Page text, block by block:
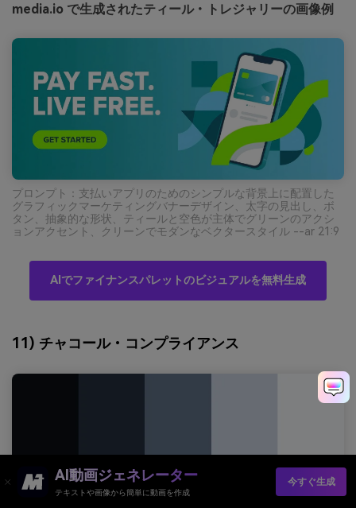
media.io で生成されたティール・トレジャリーの画像例
プロンプト：支払いアプリのためのシンプルな背景上に配置した
グラフィックマーケティングバナーデザイン、太字の見出し、ボ
タン、抽象的な形状、ティールと空色が主体でグリーンのアクシ
ョンアクセント、クリーンでモダンなベクタースタイル --ar 21:9
AIでファイナンスパレットのビジュアルを無料生成
11) チャコール・コンプライアンス
AI動画ジェネレーター
テキストや画像から簡単に動画を作成
今すぐ生成